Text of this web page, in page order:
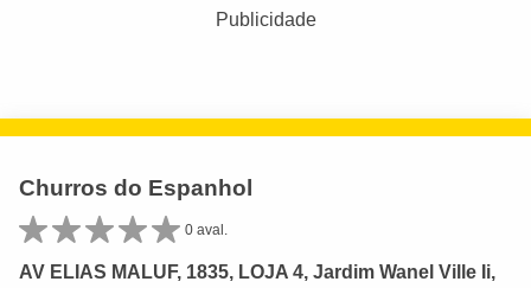
Publicidade
Churros do Espanhol
0 aval.
AV ELIAS MALUF, 1835, LOJA 4, Jardim Wanel Ville Ii,